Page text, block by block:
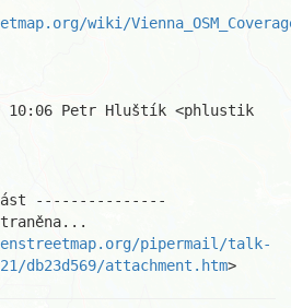
wiki/
10:06 Petr Hluštík <phlustik
---------------
pipermail/talk-
db23d569/attachment.htm>